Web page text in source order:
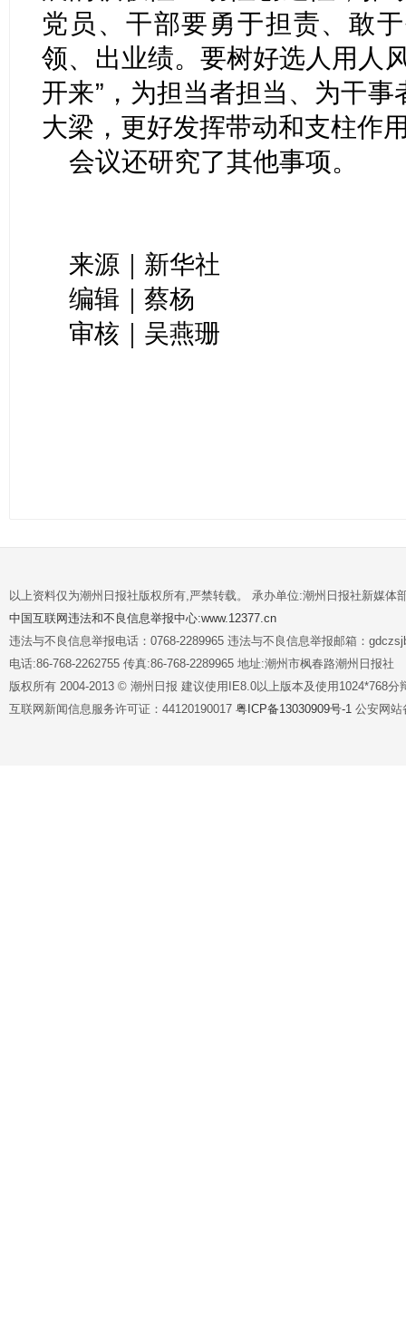
党员、干部要勇于担责、敢
领、出业绩。要树好选人用人
开来”，为担当者担当、为干
大梁，更好发挥带动和支柱作
会议还研究了其他事项。
来源｜新华社
编辑｜蔡杨
审核｜吴燕珊
以上资料仅为潮州日报社版权所有,严禁转载。 承办单位:潮州日报社新媒体
中国互联网违法和不良信息举报中心:www.12377.cn
违法与不良信息举报电话：0768-2289965 违法与不良信息举报邮箱：
电话:86-768-2262755 传真:86-768-2289965 地址:潮州市枫春路潮州日报社
版权所有 2004-2013 © 潮州日报 建议使用IE8.0以上版本及使用1024*768分
互联网新闻信息服务许可证：44120190017 粤ICP备13030909号-1 公安网站